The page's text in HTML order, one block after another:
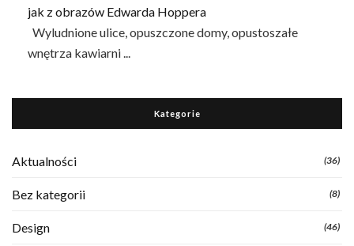
jak z obrazów Edwarda Hoppera
Wyludnione ulice, opuszczone domy, opustoszałe
wnętrza kawiarni ...
Kategorie
Aktualności (36)
Bez kategorii (8)
Design (46)